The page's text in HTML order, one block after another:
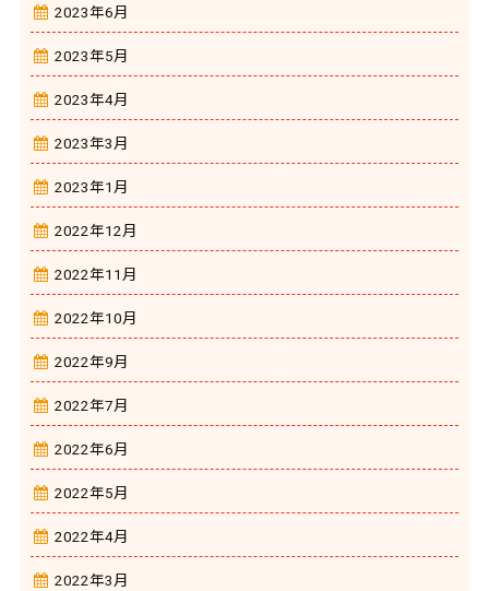
2023年6月
2023年5月
2023年4月
2023年3月
2023年1月
2022年12月
2022年11月
2022年10月
2022年9月
2022年7月
2022年6月
2022年5月
2022年4月
2022年3月